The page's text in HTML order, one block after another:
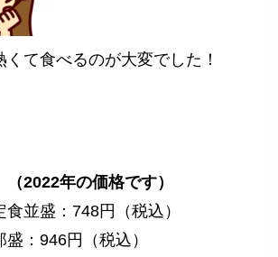
て食べるのが大変でした！
（2022年の価格です）
食並盛：748円（税込）
：946円（税込）